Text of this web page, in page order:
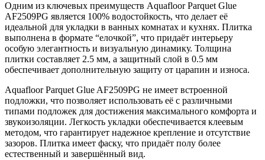
Одним из ключевых преимуществ Aquafloor Parquet Glue
AF2509PG является 100% водостойкость, что делает её
идеальной для укладки в ванных комнатах и кухнях. Плитка
выполнена в формате “елочкой”, что придаёт интерьеру
особую элегантность и визуальную динамику. Толщина
плитки составляет 2.5 мм, а защитный слой в 0.5 мм
обеспечивает дополнительную защиту от царапин и износа.
Aquafloor Parquet Glue AF2509PG не имеет встроенной
подложки, что позволяет использовать её с различными
типами подложек для достижения максимального комфорта и
звукоизоляции. Легкость укладки обеспечивается клеевым
методом, что гарантирует надежное крепление и отсутствие
зазоров. Плитка имеет фаску, что придаёт полу более
естественный и завершённый вид.